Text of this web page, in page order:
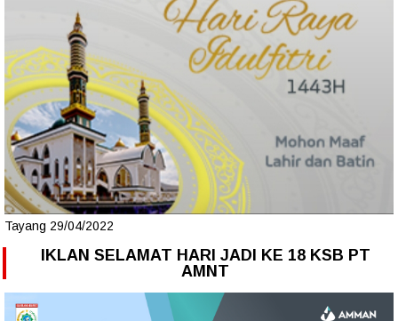
Tayang 29/04/2022
IKLAN SELAMAT HARI JADI KE 18 KSB PT
AMNT